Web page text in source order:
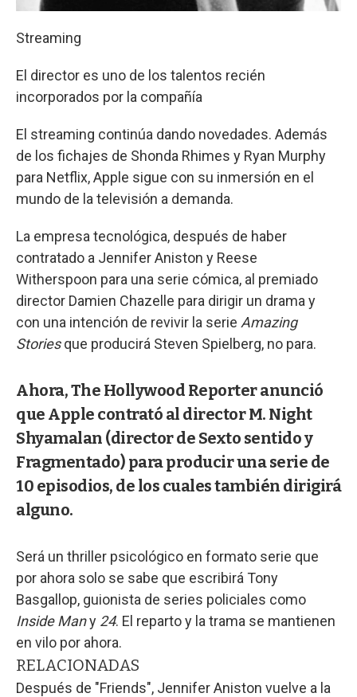
Streaming
El director es uno de los talentos recién
incorporados por la compañía
El streaming continúa dando novedades. Además
de los fichajes de Shonda Rhimes y Ryan Murphy
para Netflix, Apple sigue con su inmersión en el
mundo de la televisión a demanda.
La empresa tecnológica, después de haber
contratado a Jennifer Aniston y Reese
Witherspoon para una serie cómica, al premiado
director Damien Chazelle para dirigir un drama y
con una intención de revivir la serie Amazing
Storiesque producirá Steven Spielberg, no para.
Ahora, The Hollywood Reporter anunció
que Apple contrató al director M. Night
Shyamalan (director de Sexto sentido y
Fragmentado) para producir una serie de
10 episodios, de los cuales también dirigirá
alguno.
Será un thriller psicológico en formato serie que
por ahora solo se sabe que escribirá Tony
Basgallop, guionista de series policiales como
Inside Many 24. El reparto y la trama se mantienen
en vilo por ahora.
RELACIONADAS
Después de "Friends", Jennifer Aniston vuelve a la